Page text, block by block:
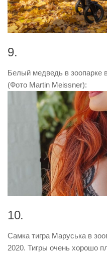
9.
Белый медведь в зоопарке
(Фото Martin Meissner):
10.
Самка тигра Маруська в
2020. Тигры очень хорошо